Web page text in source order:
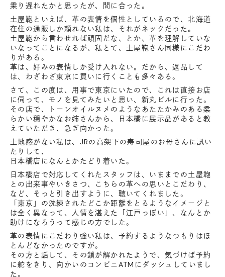
乗り遅れたかと思ったが、間に合った。
土屋鞄といえば、革の表情を個性としているので、北海道
在住の通販しか頼れない私は、それがネックだった。
土屋鞄から言わせれば頑固だな、とか、革を理解していな
いなってことになるが、私とて、土屋鞄さん同様にこだわ
りがある。
革は、好みの表情しか受け入れない。だから、返品して
は、わざわざ東京に買いに行くことも多々ある。
さて、この度は、用事で東京にいたので、これは直接お店
に伺って、モノを見てみたいと思い、新丸ビルに行った。
その店で、トーンオイルヌメのようなあたたかみのある柔
らかい穏やかなお姉さんから、日本橋に展示品があると教
えていただき、急ぎ向かった。
土地感がない私は、JRの高架下の寿司屋のお母さんに訊い
たりして、
日本橋店になんとかたどり着いた。
日本橋店で対応してくれたスタッフは、いままでの土屋鞄
との出来事やいきさつ、こちらの革への思いとこだわり、
など、そっと引き出すように、聴いてくれました。
「東京」の洗練されたどこか距離をとるようなイメージと
は全く異なって、人情を湛えた「江戸っぽい」、なんとか
助けになろうって感じの方でした。
革の表情にこだわり強い私は、予約するようなつもりはほ
とんどなかったのですが。
その方と話して、その鎖が解かれたようで、気づけば予約
に舵をきり、向かいのコンビニATMにダッシュしていまし
た。